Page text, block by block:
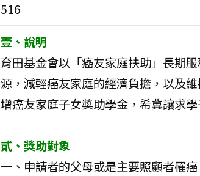
516
壹、說明
育田基金會以「癌友家庭扶助」長期
源，減輕癌友家庭的經濟負擔，以及
增癌友家庭子女獎助學金，希冀讓求
貳、獎助對象
一、申請者的父母或是主要照顧者罹